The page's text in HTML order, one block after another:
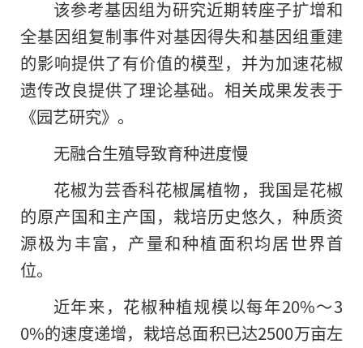
该参考基因组为研究近期转座子扩增和
全基因组复制事件对基因得失和基因组重建
的影响提供了有价值的模型，并为加速花椒
遗传改良提供了理论基础。相关成果发表于
《园艺研究》。
无融合生殖导致育种进度慢
花椒为芸香科花椒属植物，我国是花椒
的原产国和主产国，栽培历史悠久，种质资
源极为丰富，产量和种植面积均居世界首
位。
近年来，花椒种植规模以每年20%～3
0%的速度递增，栽培总面积已达2500万亩左